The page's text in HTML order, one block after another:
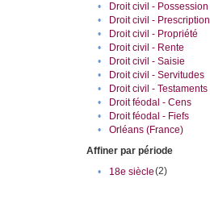
•
Droit civil - Possession
•
Droit civil - Prescription
•
Droit civil - Propriété
•
Droit civil - Rente
•
Droit civil - Saisie
•
Droit civil - Servitudes
•
Droit civil - Testaments
•
Droit féodal - Cens
•
Droit féodal - Fiefs
•
Orléans (France)
Affiner par période
•
18e siècle(2)